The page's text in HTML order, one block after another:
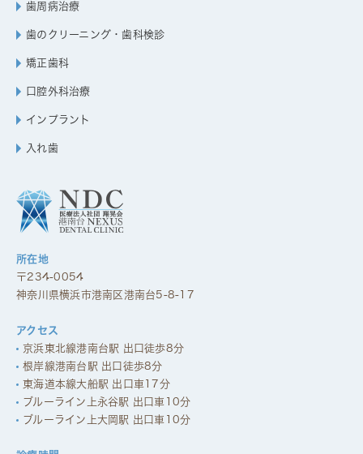
歯周病治療
歯のクリーニング・歯科検診
矯正歯科
口腔外科治療
インプラント
入れ歯
所在地
〒234-0054
神奈川県横浜市港南区港南台5-8-17
アクセス
京浜東北線港南台駅 出口徒歩8分
根岸線港南台駅 出口徒歩8分
東海道本線大船駅 出口車17分
ブルーライン上永谷駅 出口車10分
ブルーライン上大岡駅 出口車10分